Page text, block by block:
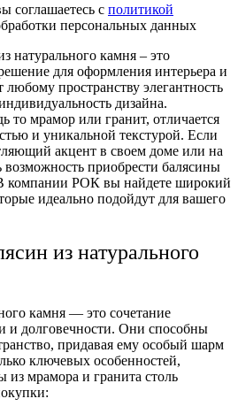
соглашаетесь с политикой
персональных данных
натурального камня – это
для оформления интерьера и
пространству элегантность
дизайна.
то мрамор или гранит, отличается
и уникальной текстурой. Если
акцент в своем доме или на
возможность приобрести балясины
компании РОК вы найдете широкий
идеально подойдут для вашего
из натурального
камня — это сочетание
и долговечности. Они способны
придавая ему особый шарм
ключевых особенностей,
из мрамора и гранита столь